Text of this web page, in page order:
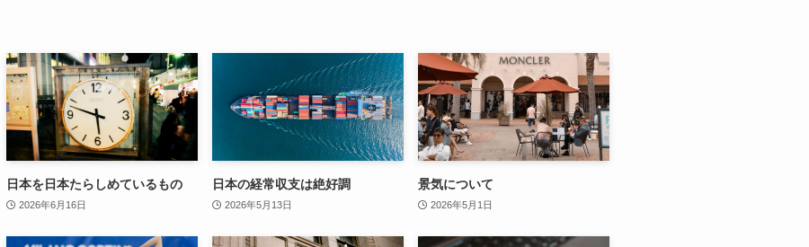
日本を日本たらしめているもの
2026年6月16日
日本の経常収支は絶好調
2026年5月13日
景気について
2026年5月1日